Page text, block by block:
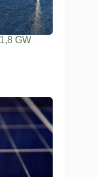
GW